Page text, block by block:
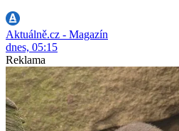
Aktuálně.cz - Magazín
dnes, 05:15
Reklama